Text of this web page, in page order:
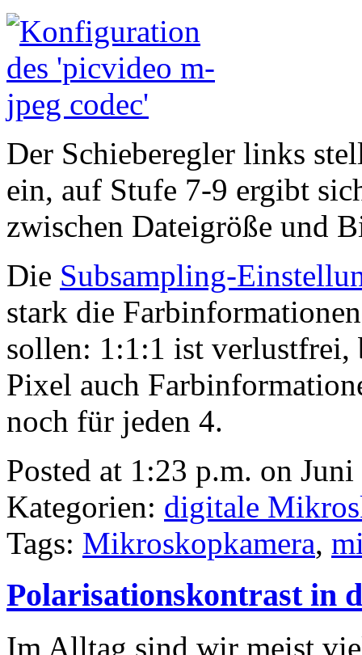
Der Schieberegler links
ein, auf Stufe 7-9 ergibt
zwischen Dateigröße und
Die Subsampling-
stark die
sollen: 1:1:1 ist verlustfrei,
Pixel auch
noch für jeden 4.
Posted at 1:23 p.m. on
Kategorien: digitale
Tags: Mikroskopkamera,
Polarisationskontrast in
Im Alltag sind wir meist